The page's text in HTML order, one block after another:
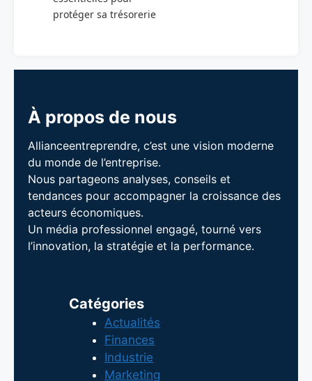
protéger sa trésorerie
À propos de nous
Allianceentreprendre, c’est une vision moderne
du monde de l’entreprise.
Nous partageons analyses, conseils et
tendances pour accompagner la croissance des
acteurs économiques.
Un média professionnel engagé, tourné vers
l’innovation, la stratégie et la performance.
Catégories
Actualités
Finances
Industrie
Marketing